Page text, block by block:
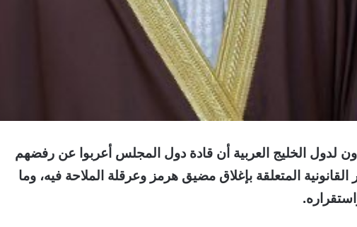
لدول الخليج العربية أن قادة دول المجلس أعربوا عن رفضهم
القانونية المتعلقة بإغلاق مضيق هرمز وعرقلة الملاحة فيه، وما